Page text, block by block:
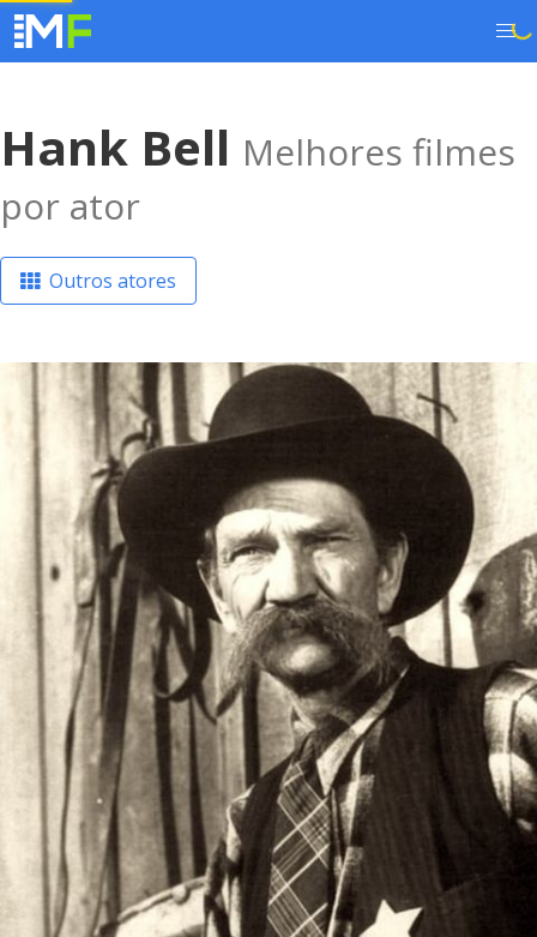
Hank Bell Melhores filmes
por ator
Outros atores